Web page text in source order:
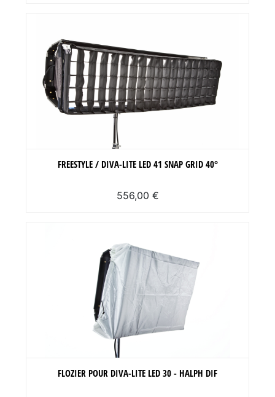
FREESTYLE / DIVA-LITE LED 41 SNAP GRID 40°
556,00 €
FLOZIER POUR DIVA-LITE LED 30 - HALPH DIF